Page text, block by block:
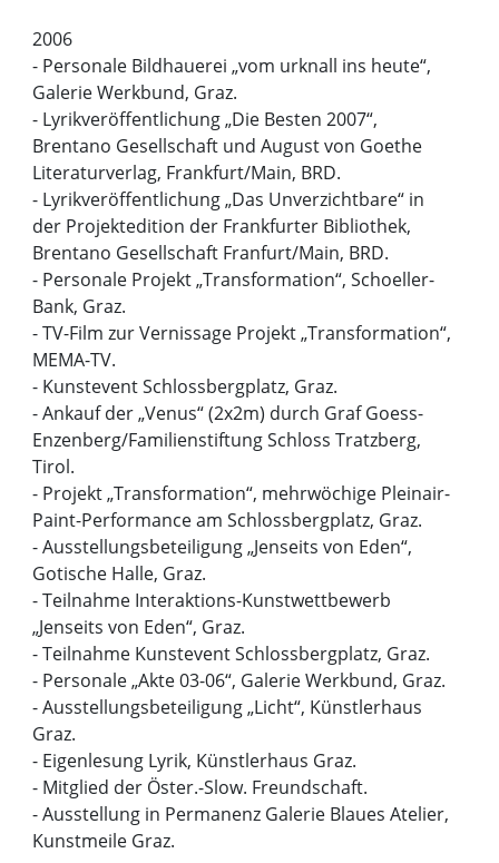
2006
- Personale Bildhauerei „vom urknall ins heute“,
Galerie Werkbund, Graz.
- Lyrikveröffentlichung „Die Besten 2007“,
Brentano Gesellschaft und August von Goethe
Literaturverlag, Frankfurt/Main, BRD.
- Lyrikveröffentlichung „Das Unverzichtbare“ in
der Projektedition der Frankfurter Bibliothek,
Brentano Gesellschaft Franfurt/Main, BRD.
- Personale Projekt „Transformation“, Schoeller-
Bank, Graz.
- TV-Film zur Vernissage Projekt „Transformation“,
MEMA-TV.
- Kunstevent Schlossbergplatz, Graz.
- Ankauf der „Venus“ (2x2m) durch Graf Goess-
Enzenberg/Familienstiftung Schloss Tratzberg,
Tirol.
- Projekt „Transformation“, mehrwöchige Pleinair-
Paint-Performance am Schlossbergplatz, Graz.
- Ausstellungsbeteiligung „Jenseits von Eden“,
Gotische Halle, Graz.
- Teilnahme Interaktions-Kunstwettbewerb
„Jenseits von Eden“, Graz.
- Teilnahme Kunstevent Schlossbergplatz, Graz.
- Personale „Akte 03-06“, Galerie Werkbund, Graz.
- Ausstellungsbeteiligung „Licht“, Künstlerhaus
Graz.
- Eigenlesung Lyrik, Künstlerhaus Graz.
- Mitglied der Öster.-Slow. Freundschaft.
- Ausstellung in Permanenz Galerie Blaues Atelier,
Kunstmeile Graz.